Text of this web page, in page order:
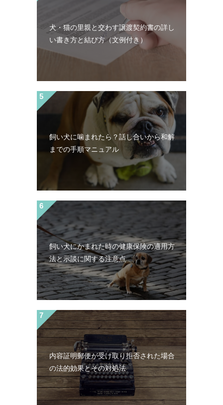
犬・猫の里親と交わす譲渡契約書の詳し
い書き方と結び方（文例付き）
飼い犬に噛まれたら？話し合いから和解
までの手順マニュアル
飼い犬にかまれた時の健康保険の適用方
法と示談に関する注意点
内容証明郵便が受け取り拒否された場合
の法的効果とその対処法